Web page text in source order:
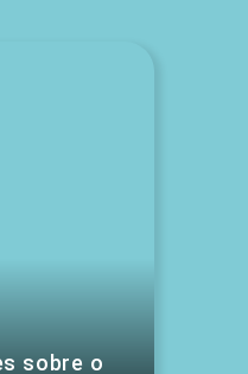
sobre o